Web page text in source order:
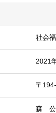
社会
2021
〒
森 公